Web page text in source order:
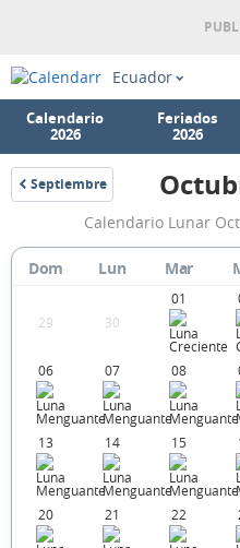
Ecuador
Calendario
2026
Feriados
2026
Septiembre
2115
Calendario Lunar
Dom Lun Mar
29 30
01
06 07 08
13 14 15
20 21 22